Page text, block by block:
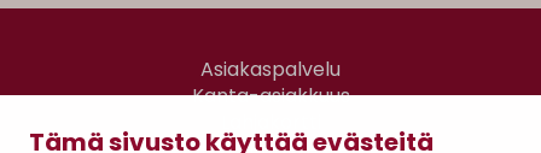
Tämä sivusto käyttää evästeitä
Asiakaspalvelu
Kanta-asiakkuus